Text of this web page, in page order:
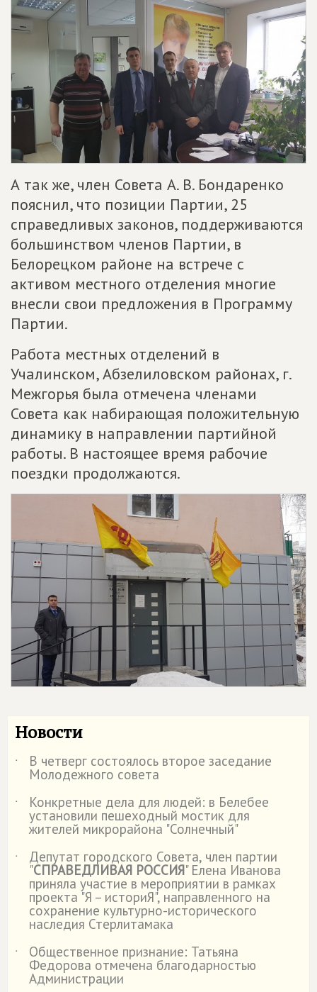
А так же, член Совета А. В. Бондаренко
пояснил, что позиции Партии, 25
справедливых законов, поддерживаются
большинством членов Партии, в
Белорецком районе на встрече с
активом местного отделения многие
внесли свои предложения в Программу
Партии.
Работа местных отделений в
Учалинском, Абзелиловском районах, г.
Межгорья была отмечена членами
Совета как набирающая положительную
динамику в направлении партийной
работы. В настоящее время рабочие
поездки продолжаются.
Новости
˙ В четверг состоялось второе заседание
Молодежного совета
˙
Конкретные дела для людей: в Белебее
установили пешеходный мостик для
жителей микрорайона "Солнечный"
˙
Депутат городского Совета, член партии
"СПРАВЕДЛИВАЯ РОССИЯ" Елена Иванова
приняла участие в мероприятии в рамках
проекта "Я – историЯ", направленного на
сохранение культурно-исторического
наследия Стерлитамака
˙
Общественное признание: Татьяна
Федорова отмечена благодарностью
Администрации